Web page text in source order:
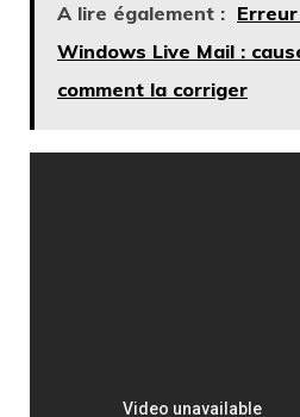
A lire également :
Windows Live Mail :
comment la corriger